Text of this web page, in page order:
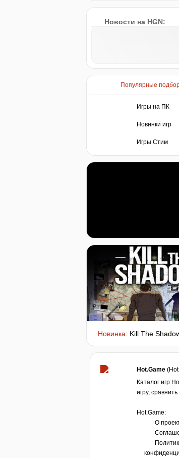
Новости на HGN:
Популярные
Игры на ПК
Новинки игр
Игры Стим
Новинка: Kill The
Hot.Game
Каталог игр
игру,
Hot.Game:
О